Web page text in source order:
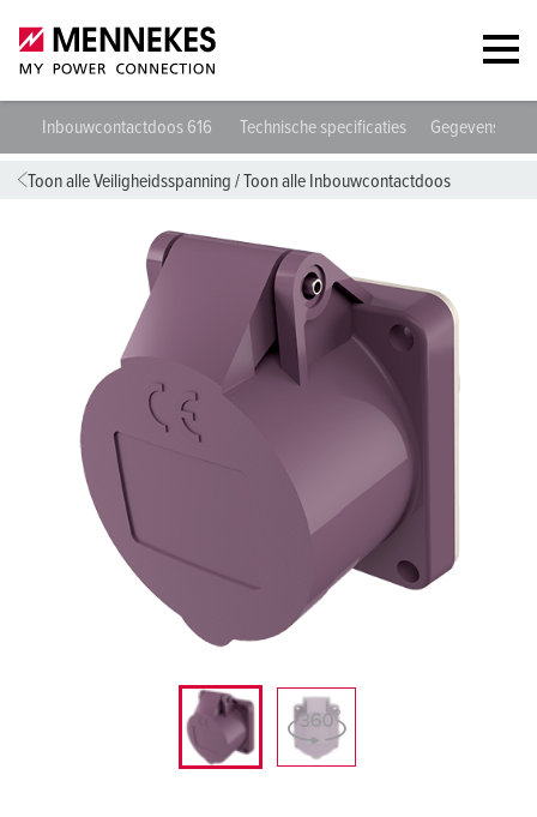
Inbouwcontactdoos 616 Technische specificaties
Toon alle Veiligheidsspanning /Toon alle Inbouwcontactdoos